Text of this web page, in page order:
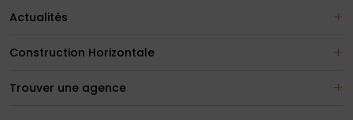
Actualités
Construction Horizontale
Trouver une agence